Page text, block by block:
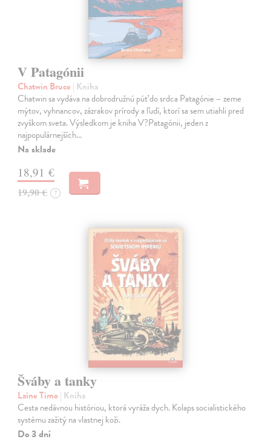
V Patagónii
Chatwin Bruce | Kniha
Chatwin sa vydáva na dobrodružnú púť do srdca Patagónie – zeme
mýtov, vyhnancov, zázrakov prírody a ľudí, ktorí sa sem utiahli pred
zvyškom sveta. Výsledkom je kniha V?Patagónii, jeden z
najpopulárnejších…
Na sklade
18,91 €
19,90 € ?
Šváby a tanky
Laine Timo| Kniha
Cesta nedávnou históriou, ktorá vyráža dych. Kolaps socialistického
systému zažitý na vlastnej koži.
Do 3 dní